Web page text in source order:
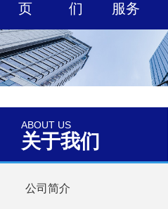
页 们 服务
ABOUT US
关于我们
公司简介